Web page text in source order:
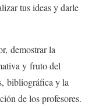
tus ideas y darle
demostrar la
y fruto del
bibliográfica y la
de los profesores.